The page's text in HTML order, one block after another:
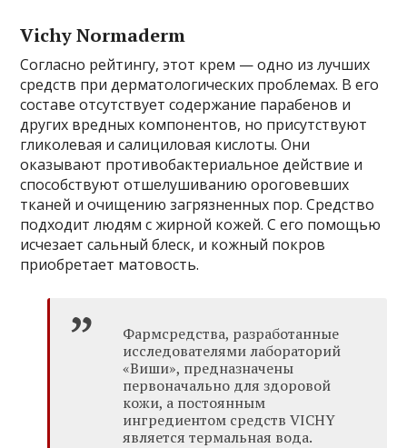
Vichy Normaderm
Согласно рейтингу, этот крем — одно из лучших
средств при дерматологических проблемах. В его
составе отсутствует содержание парабенов и
других вредных компонентов, но присутствуют
гликолевая и салициловая кислоты. Они
оказывают противобактериальное действие и
способствуют отшелушиванию ороговевших
тканей и очищению загрязненных пор. Средство
подходит людям с жирной кожей. С его помощью
исчезает сальный блеск, и кожный покров
приобретает матовость.
Фармсредства, разработанные
исследователями лабораторий
«Виши», предназначены
первоначально для здоровой
кожи, а постоянным
ингредиентом средств VICHY
является термальная вода.